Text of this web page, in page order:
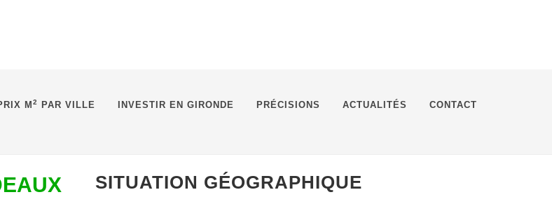
M 2 PAR VILLE INVESTIR EN GIRONDE PRÉCISIONS ACTUALITÉS CONTACT
SITUATION GÉOGRAPHIQUE